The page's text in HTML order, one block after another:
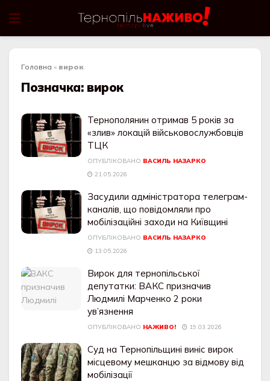
Головна » вирок
Позначка: вирок
Тернополянин отримав 5 років за
«злив» локацій військовослужбовців
ТЦК
ОПУБЛІКОВАНО ВАСИЛЬ НАЗАРКО
21.05.2026
Засудили адміністратора телеграм-
каналів, що повідомляли про
мобілізаційні заходи на Київщині
ОПУБЛІКОВАНО ВАСИЛЬ НАЗАРКО
13.05.2026
Вирок для тернопільської
депутатки: ВАКС призначив
Людмилі Марченко 2 роки
ув’язнення
ОПУБЛІКОВАНО НАЖИВО! 19.03.2026
Суд на Тернопільщині виніс вирок
місцевому мешканцю за відмову від
мобілізації